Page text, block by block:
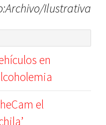
Ilustrativa
en
el